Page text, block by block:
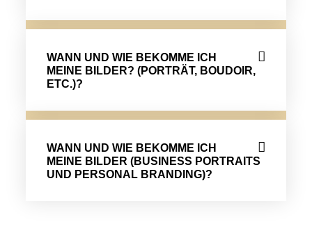
WANN UND WIE BEKOMME ICH
MEINE BILDER? (PORTRÄT, BOUDOIR,
ETC.)?
WANN UND WIE BEKOMME ICH
MEINE BILDER (BUSINESS PORTRAITS
UND PERSONAL BRANDING)?